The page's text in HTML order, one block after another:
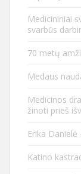
Medicininiai
svarbūs
70 metų
Medaus
Medicinos
žinoti prieš
Erika
Katino